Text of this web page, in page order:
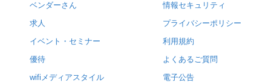
ベンダーさん
求人
イベント・セミナー
優待
wifiメディアスタイル
情報セキュリティ
プライバシーポリシー
利用規約
よくあるご質問
電子公告